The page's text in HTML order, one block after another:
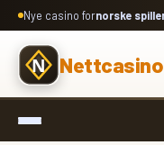
Nye casino fornorske
Nettcasino